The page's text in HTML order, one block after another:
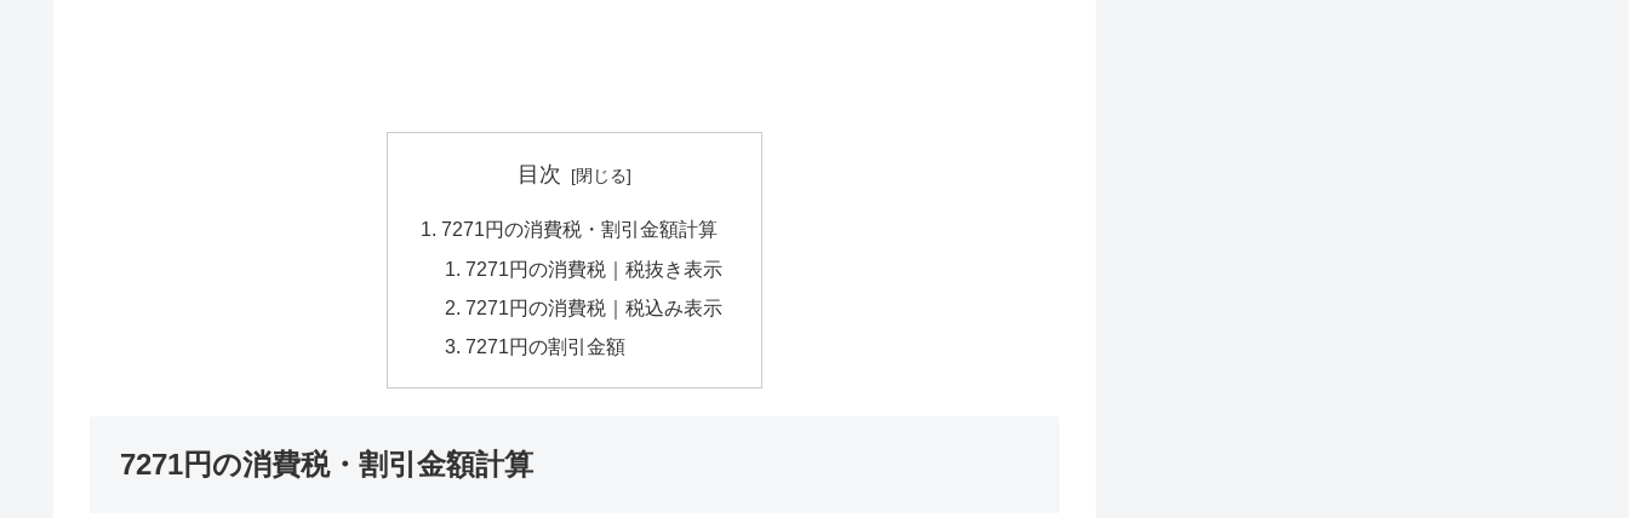
目次
7271円の消費税・割引金額計算
7271円の消費税｜税抜き表示
7271円の消費税｜税込み表示
7271円の割引金額
7271円の消費税・割引金額計算